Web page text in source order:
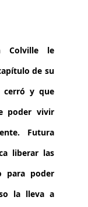
Colville le
de su
cerró y que
poder vivir
Futura
liberar las
para poder
la lleva a